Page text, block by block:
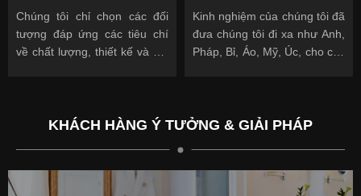
Chúng tôi chỉ chọn các đối
tượng đáp ứng các tiêu chí
về chất lượng, thiết kế và giá
Kinh nghiệm của chúng tôi đã
đưa chúng tôi đi xa như Anh,
Pháp, Bỉ, Áo, Mỹ, Úc, cho các
KHÁCH HÀNG Ý TƯỞNG & GIẢI PHÁP